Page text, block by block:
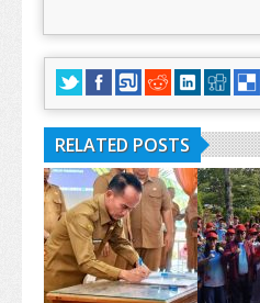
RELATED POSTS